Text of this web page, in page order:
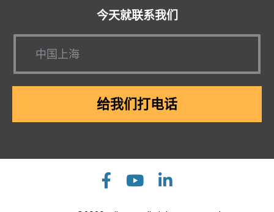
今天就联系我们
给我们打电话